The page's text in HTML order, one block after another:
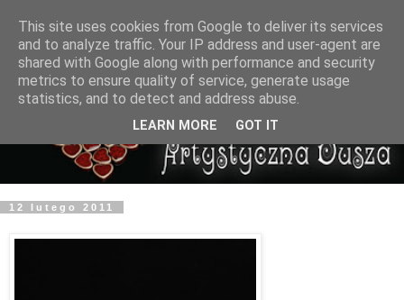
12 lutego 2011
This site uses cookies from Google to deliver its services
and to analyze traffic. Your IP address and user-agent are
shared with Google along with performance and security
metrics to ensure quality of service, generate usage
statistics, and to detect and address abuse.
LEARN MORE GOT IT